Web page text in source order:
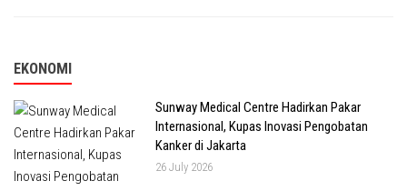
EKONOMI
Sunway Medical Centre Hadirkan Pakar
Internasional, Kupas Inovasi Pengobatan
Kanker di Jakarta
26 July 2026